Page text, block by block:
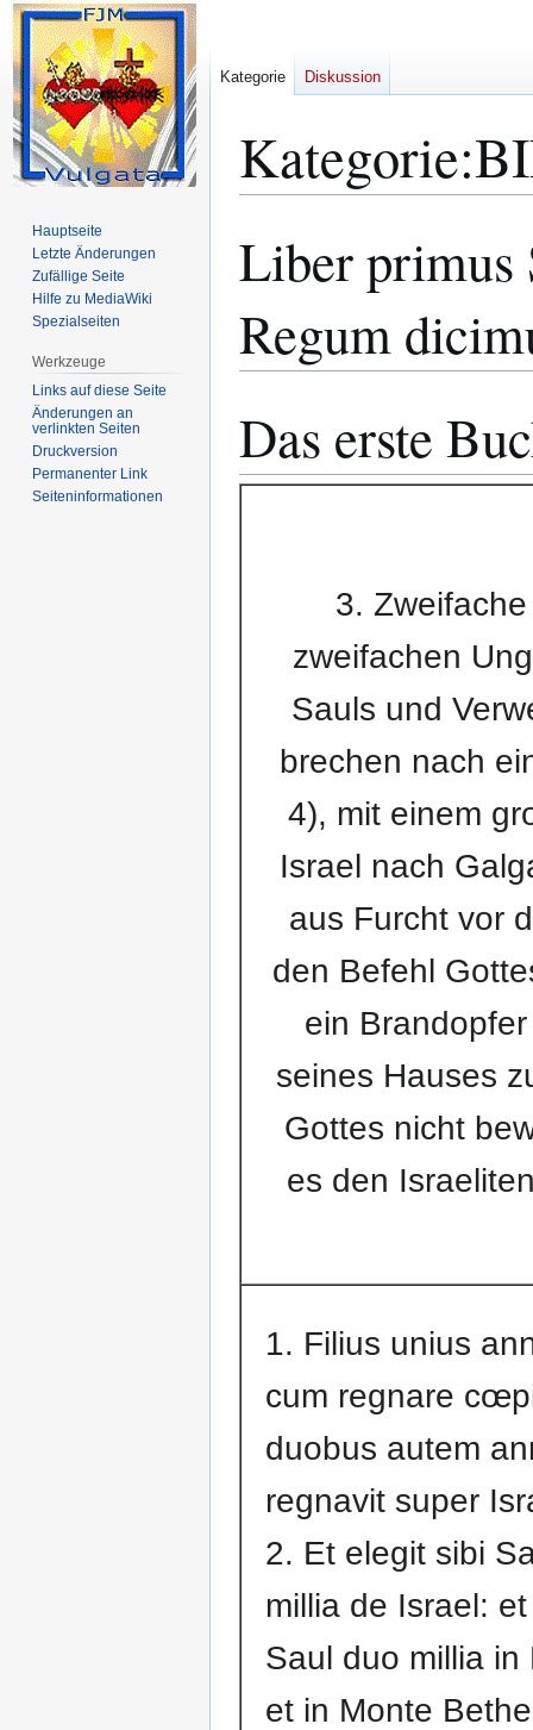
Kategorie:
Navigation
Suche
Liber primus
Regum
Das erste
3.
zweifachen
Sauls und
brechen nach
4), mit einem
Israel nach
aus Furcht vor
den Befehl
ein
seines Hauses
Gottes nicht
es den
1. Filius unius
cum regnare
duobus autem
regnavit super
2. Et elegit sibi
millia de Israel:
Saul duo millia in
et in Monte
Kategorie Diskussion
Hauptseite
Letzte Änderungen
Zufällige Seite
Hilfe zu MediaWiki
Spezialseiten
Werkzeuge
Links auf diese Seite
Änderungen an
verlinkten Seiten
Druckversion
Permanenter Link
Seiten­­informationen